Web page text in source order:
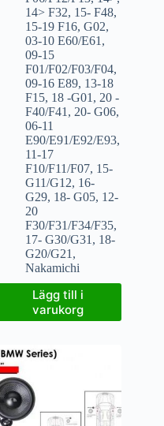
14> F32, 15- F48,
15-19 F16,G02,
03-10 E60/E61 ,
09-15
F01/F02/F03/F04,
09-16 E89, 13-18
F15, 18 -G01 , 20 -
F40/F41 , 20- G06,
06-11
E90/E91/E92/E93,
11-17
F10/F11/F07, 15-
G11/G12, 16-
G29, 18- G05, 12-
20
F30/F31/F34/F35,
17- G30/G31 , 18-
G20/G21 ,
Nakamichi
Lägg till i
varukorg